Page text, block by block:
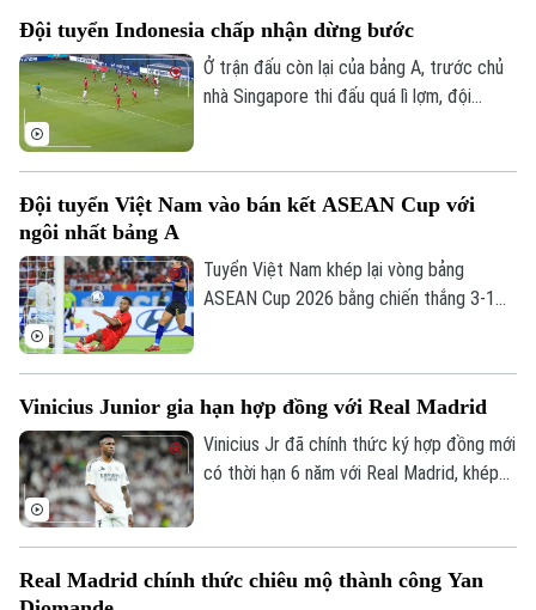
Chuyên mục
Hà Nội
Chính trị
Hà Nội
Nhịp sống Hà Nội
Người Hà Nội
Thế giới
Tin tức
Kinh tế
có được niềm vui trọn vẹn ở Mỹ Đình.
Đội tuyển Indonesia chấp nhận dừng bước
Ở trận đấu còn lại của bảng A, trước chủ
nhà Singapore thi đấu quá lì lợm, đội
vạn đảo vào bán kết.
Đội tuyển Việt Nam vào bán kết ASEAN Cup với
ngôi nhất bảng A
Tuyển Việt Nam khép lại vòng bảng
ASEAN Cup 2026 bằng chiến thắng 3-1
tạo đà thuận lợi trước vòng bán kết.
Vinicius Junior gia hạn hợp đồng với Real Madrid
Vinicius Jr đã chính thức ký hợp đồng mới
có thời hạn 6 năm với Real Madrid, khép
Real Madrid chính thức chiêu mộ thành công Yan